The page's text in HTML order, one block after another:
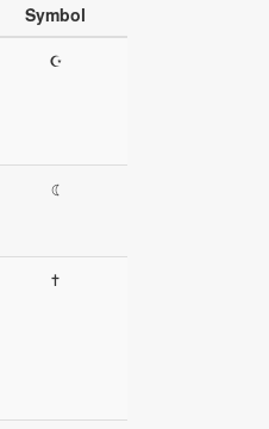
Symbol
☪
☾
✝